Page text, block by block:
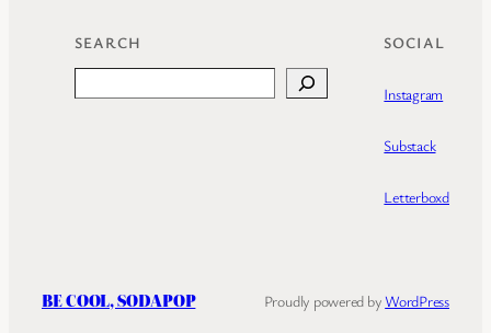
SEARCH SOCIAL
Instagram
Substack
Letterboxd
BE COOL, SODAPOP Proudly powered byWordPress